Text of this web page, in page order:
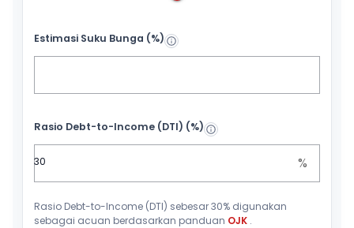
Estimasi Suku Bunga (%)
Rasio Debt-to-Income (DTI) (%)
%
Rasio Debt-to-Income (DTI) sebesar 30% digunakan
sebagai acuan berdasarkan panduan OJK .